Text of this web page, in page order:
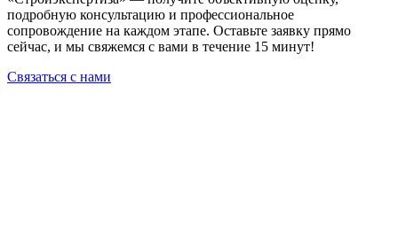
подробную консультацию и профессиональное
сопровождение на каждом этапе. Оставьте заявку прямо
сейчас, и мы свяжемся с вами в течение 15 минут!
Связаться с нами